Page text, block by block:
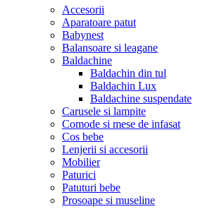
Accesorii
Aparatoare patut
Babynest
Balansoare si leagane
Baldachine
Baldachin din tul
Baldachin Lux
Baldachine suspendate
Carusele si lampite
Comode si mese de infasat
Cos bebe
Lenjerii si accesorii
Mobilier
Paturici
Patuturi bebe
Prosoape si museline